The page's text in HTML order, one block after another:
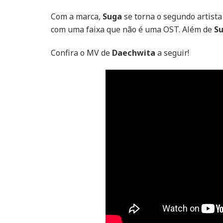
Com a marca, Suga se torna o segundo
com uma faixa que não é uma OST. Além de
Confira o MV de Daechwita a seguir!